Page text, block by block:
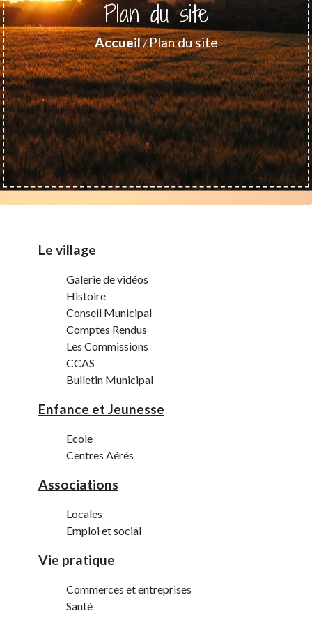
Plan du site
Accueil/Plan du site
Le village
Galerie de vidéos
Histoire
Conseil Municipal
Comptes Rendus
Les Commissions
CCAS
Bulletin Municipal
Enfance et Jeunesse
Ecole
Centres Aérés
Associations
Locales
Emploi et social
Vie pratique
Commerces et entreprises
Santé